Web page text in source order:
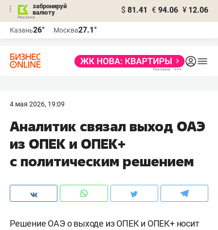
забронируй
валюту
$ 81.41 € 94.06 ¥ 12.06
Казань26° Москва27.1°
4 мая 2026, 19:09
Аналитик связал выход ОАЭ
из ОПЕК и ОПЕК+
с политическим решением
Решение ОАЭ о выходе из ОПЕК и ОПЕК+ носит